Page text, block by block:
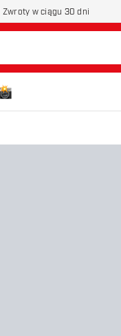
Zwroty w ciągu 30 dni